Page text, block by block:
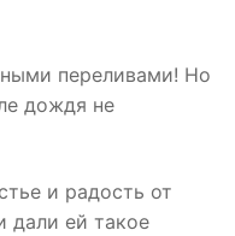
переливами! Но
дождя не
и радость от
дали ей такое